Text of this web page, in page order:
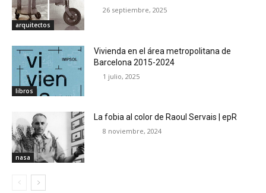
arquitectos
26 septiembre, 2025
libros
Vivienda en el área metropolitana de
Barcelona 2015-2024
1 julio, 2025
nasa
La fobia al color de Raoul Servais | epR
8 noviembre, 2024